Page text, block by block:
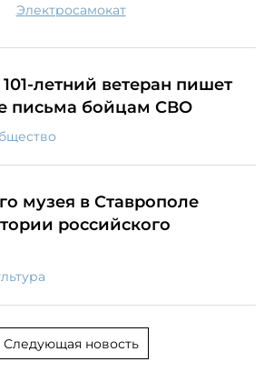
электросамокат
101-летний ветеран пишет
письма бойцам СВО
музея в Ставрополе
российского
Следующая новость